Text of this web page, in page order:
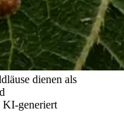
dienen als
KI-generiert